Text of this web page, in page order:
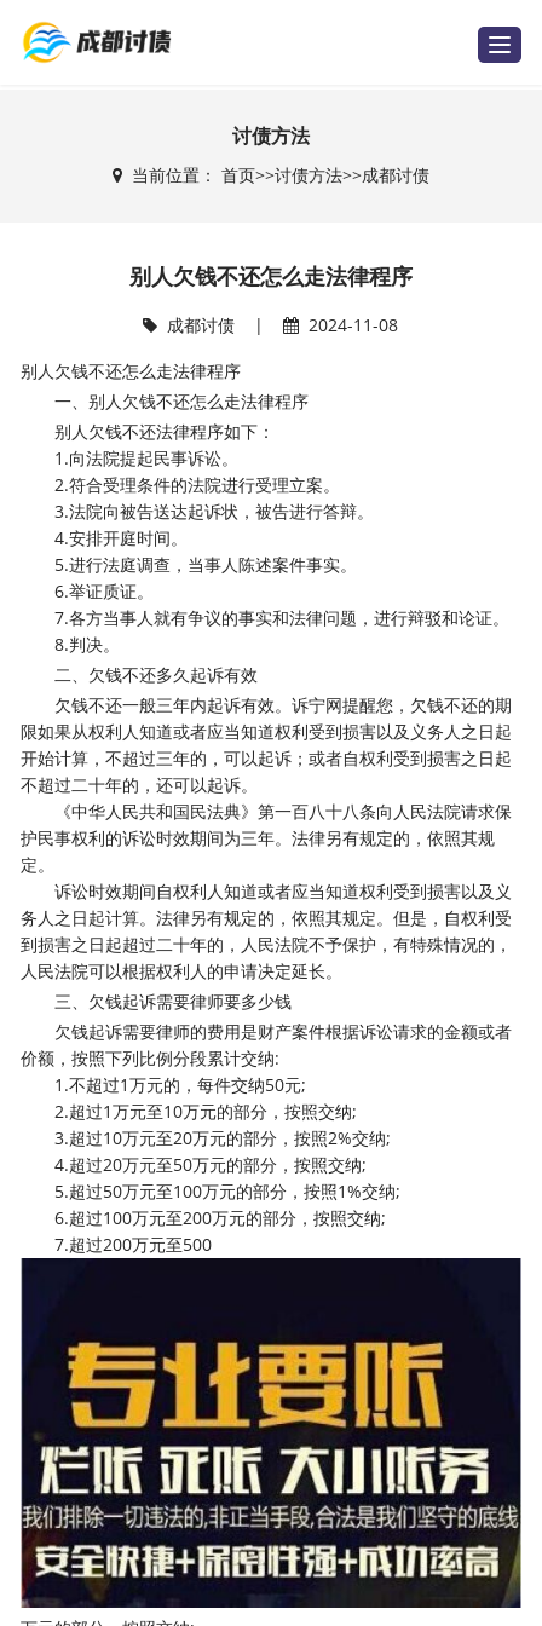
T
o
讨债方法
当前位置： 首页>>讨债方法>>成都讨债
别人欠钱不还怎么走法律程序
成都讨债 |
2024-11-08
别人欠钱不还怎么走法律程序
一、别人欠钱不还怎么走法律程序
别人欠钱不还法律程序如下：
1.向法院提起民事诉讼。
2.符合受理条件的法院进行受理立案。
3.法院向被告送达起诉状，被告进行答辩。
4.安排开庭时间。
5.进行法庭调查，当事人陈述案件事实。
6.举证质证。
7.各方当事人就有争议的事实和法律问题，进行辩驳和论证。
8.判决。
二、欠钱不还多久起诉有效
欠钱不还一般三年内起诉有效。诉宁网提醒您，欠钱不还的期
限如果从权利人知道或者应当知道权利受到损害以及义务人之日起
开始计算，不超过三年的，可以起诉；或者自权利受到损害之日起
不超过二十年的，还可以起诉。
《中华人民共和国民法典》第一百八十八条向人民法院请求保
护民事权利的诉讼时效期间为三年。法律另有规定的，依照其规
定。
诉讼时效期间自权利人知道或者应当知道权利受到损害以及义
务人之日起计算。法律另有规定的，依照其规定。但是，自权利受
到损害之日起超过二十年的，人民法院不予保护，有特殊情况的，
人民法院可以根据权利人的申请决定延长。
三、欠钱起诉需要律师要多少钱
欠钱起诉需要律师的费用是财产案件根据诉讼请求的金额或者
价额，按照下列比例分段累计交纳:
1.不超过1万元的，每件交纳50元;
2.超过1万元至10万元的部分，按照交纳;
3.超过10万元至20万元的部分，按照2%交纳;
4.超过20万元至50万元的部分，按照交纳;
5.超过50万元至100万元的部分，按照1%交纳;
6.超过100万元至200万元的部分，按照交纳;
7.超过200万元至500